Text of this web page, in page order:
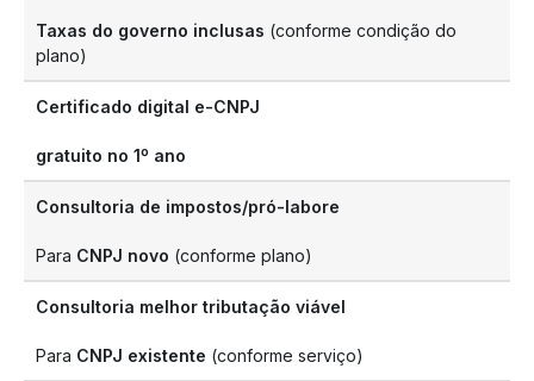
Taxas do governo inclusas (conforme condição do
plano)
Certificado digital e-CNPJ
gratuito no 1º ano
Consultoria de impostos/pró-labore
Para CNPJ novo (conforme plano)
Consultoria melhor tributação viável
Para CNPJ existente (conforme serviço)